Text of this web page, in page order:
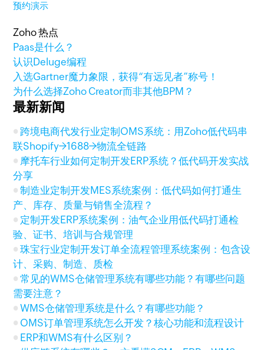
预约演示
Zoho 热点
Paas是什么？
认识Deluge编程
入选Gartner魔力象限，获得“有远见者”称号！
为什么选择Zoho Creator而非其他BPM？
最新新闻
跨境电商代发行业定制OMS系统：用Zoho低代码串
联Shopify→1688→物流全链路
摩托车行业如何定制开发ERP系统？低代码开发实战
分享
制造业定制开发MES系统案例：低代码如何打通生
产、库存、质量与销售全流程？
定制开发ERP系统案例：油气企业用低代码打通检
验、证书、培训与合规管理
珠宝行业定制开发订单全流程管理系统案例：包含设
计、采购、制造、质检
常见的WMS仓储管理系统有哪些功能？有哪些问题
需要注意？
WMS仓储管理系统是什么？有哪些功能？
OMS订单管理系统怎么开发？核心功能和流程设计
ERP和WMS有什么区别？